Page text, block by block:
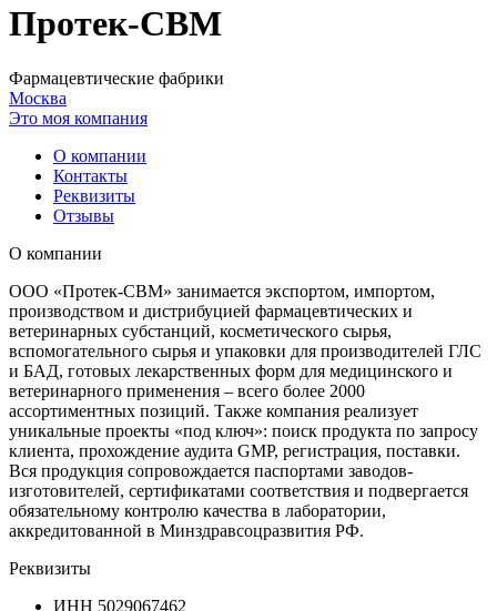
Протек-СВМ
Фармацевтические фабрики
Москва
Это моя компания
О компании
Контакты
Реквизиты
Отзывы
О компании
ООО «Протек-СВМ» занимается экспортом, импортом,
производством и дистрибуцией фармацевтических и
ветеринарных субстанций, косметического сырья,
вспомогательного сырья и упаковки для производителей ГЛС
и БАД, готовых лекарственных форм для медицинского и
ветеринарного применения – всего более 2000
ассортиментных позиций. Также компания реализует
уникальные проекты «под ключ»: поиск продукта по запросу
клиента, прохождение аудита GMP, регистрация, поставки.
Вся продукция сопровождается паспортами заводов-
изготовителей, сертификатами соответствия и подвергается
обязательному контролю качества в лаборатории,
аккредитованной в Минздравсоцразвития РФ.
Реквизиты
ИНН 5029067462